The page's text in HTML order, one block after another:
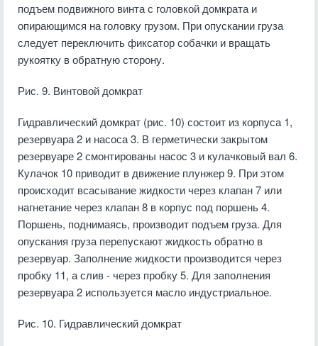
подъем подвижного винта с головкой домкрата и
опирающимся на головку грузом. При опускании груза
следует переключить фиксатор собачки и вращать
рукоятку в обратную сторону.
Рис. 9. Винтовой домкрат
Гидравлический домкрат (рис. 10) состоит из корпуса 1,
резервуара 2 и насоса 3. В герметически закрытом
резервуаре 2 смонтированы насос 3 и кулачковый вал 6.
Кулачок 10 приводит в движение плунжер 9. При этом
происходит всасывание жидкости через клапан 7 или
нагнетание через клапан 8 в корпус под поршень 4.
Поршень, поднимаясь, производит подъем груза. Для
опускания груза перепускают жидкость обратно в
резервуар. Заполнение жидкости производится через
пробку 11, а слив - через пробку 5. Для заполнения
резервуара 2 используется масло индустриальное.
Рис. 10. Гидравлический домкрат